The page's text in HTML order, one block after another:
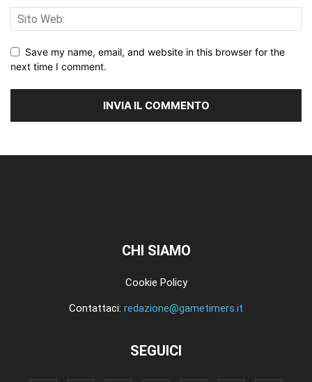
Save my name, email, and website in this browser for the
next time I comment.
CHI SIAMO
Cookie Policy
Contattaci: redazione@gametimers.it
SEGUICI